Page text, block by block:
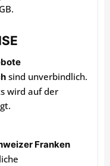
sind unverbindlich.
wird auf der
Franken